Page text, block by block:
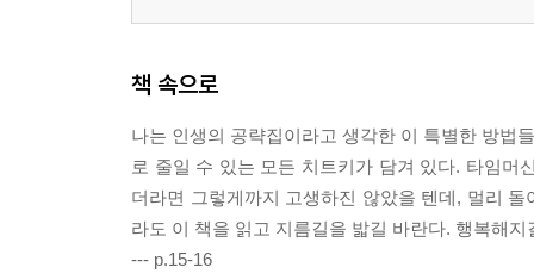
책 속으로
나는 인생의 공략집이라고 생각한 이 특별한 방법
로 줄일 수 있는 모든 치트키가 담겨 있다. 타임머
더라면 그렇게까지 고생하진 않았을 텐데, 멀리
라도 이 책을 읽고 지름길을 밟길 바란다. 행복해
--- p.15-16